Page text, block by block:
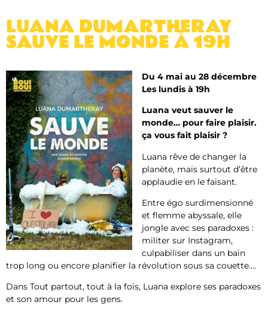
LUANA DUMARTHERAY
SAUVE LE MONDE À 19H
Du 4 mai au 28 décembre
Les lundis à 19h
Luana veut sauver le
monde… pour faire plaisir.
ça vous fait plaisir ?
Luana rêve de changer la
planète, mais surtout d’être
applaudie en le faisant.
Entre égo surdimensionné
et flemme abyssale, elle
jongle avec ses paradoxes :
militer sur Instagram,
culpabiliser dans un bain
trop long ou encore planifier la révolution sous sa couette….
Dans Tout partout, tout à la fois, Luana explore ses paradoxes
et son amour pour les gens.